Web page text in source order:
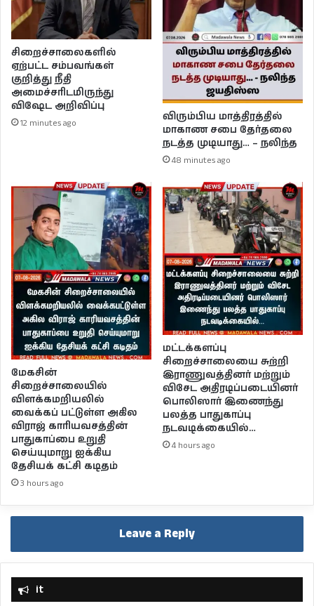
சிறைச்சாலைகளில்
ஏற்பட்ட சம்பவங்கள்
குறித்து நீதி
அமைச்சரிடமிருந்து
விஷேட அறிவிப்பு
12 minutes ago
விரும்பிய மாத்திரத்தில்
மாகாண சபை தேர்தலை
நடத்த முடியாது… – நலிந்த
48 minutes ago
மேகசின்
சிறைச்சாலையில்
விளக்கமறியலில்
வைக்கப் பட்டுள்ள அகில
விராஜ் காரியவசத்தின்
பாதுகாப்பை உறுதி
செய்யுமாறு ஐக்கிய
தேசியக் கட்சி கடிதம்
3 hours ago
மட்டக்களப்பு
சிறைச்சாலையை சுற்றி
இராணுவத்தினர் மற்றும்
விசேட அதிரடிப்படையினர்
பொலிஸார் இணைந்து
பலத்த பாதுகாப்பு
நடவடிக்கையில்…
4 hours ago
Leave a Reply
it